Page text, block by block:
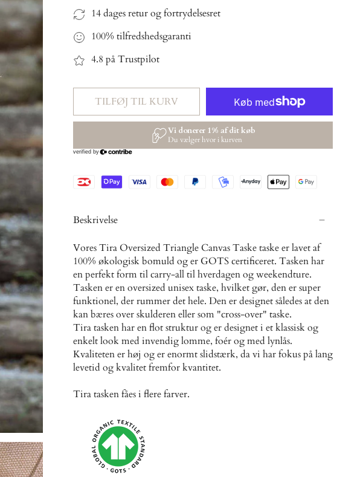
14 dages retur og fortrydelsesret
100% tilfredshedsgaranti
4.8 på Trustpilot
TILFØJ TIL KURV
Beskrivelse
Vores Tira Oversized Triangle Canvas Taske taske er lavet af
100% økologisk bomuld og er GOTS certificeret. Tasken har
en perfekt form til carry-all til hverdagen og weekendture.
Tasken er en oversized unisex taske, hvilket gør, den er super
funktionel, der rummer det hele. Den er designet således at den
kan bæres over skulderen eller som "cross-over" taske.
Tira tasken har en flot struktur og er designet i et klassisk og
enkelt look med invendig lomme, foér og med lynlås.
Kvaliteten er høj og er enormt slidstærk, da vi har fokus på lang
levetid og kvalitet fremfor kvantitet.
Tira tasken fåes i flere farver.